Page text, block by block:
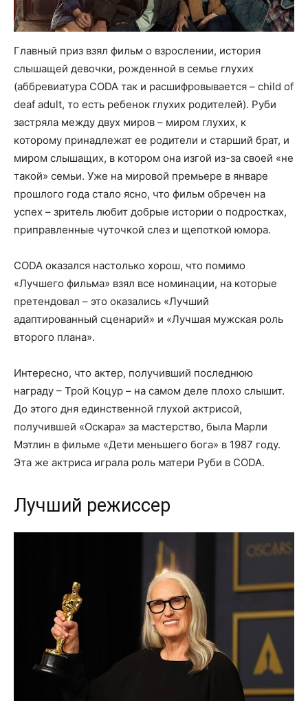
Главный приз взял фильм о взрослении, история
слышащей девочки, рожденной в семье глухих
(аббревиатура CODA так и расшифровывается – child of
deaf adult, то есть ребенок глухих родителей). Руби
застряла между двух миров – миром глухих, к
которому принадлежат ее родители и старший брат, и
миром слышащих, в котором она изгой из-за своей «не
такой» семьи. Уже на мировой премьере в январе
прошлого года стало ясно, что фильм обречен на
успех – зритель любит добрые истории о подростках,
приправленные чуточкой слез и щепоткой юмора.
CODA оказался настолько хорош, что помимо
«Лучшего фильма» взял все номинации, на которые
претендовал – это оказались «Лучший
адаптированный сценарий» и «Лучшая мужская роль
второго плана».
Интересно, что актер, получивший последнюю
награду – Трой Коцур – на самом деле плохо слышит.
До этого дня единственной глухой актрисой,
получившей «Оскара» за мастерство, была Марли
Мэтлин в фильме «Дети меньшего бога» в 1987 году.
Эта же актриса играла роль матери Руби в CODA.
Лучший режиссер